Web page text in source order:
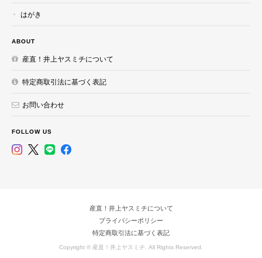
はがき
ABOUT
産直！井上ヤスミチについて
特定商取引法に基づく表記
お問い合わせ
FOLLOW US
産直！井上ヤスミチについて
プライバシーポリシー
特定商取引法に基づく表記
Copyright © 産直！井上ヤスミチ. All Rights Reserved.